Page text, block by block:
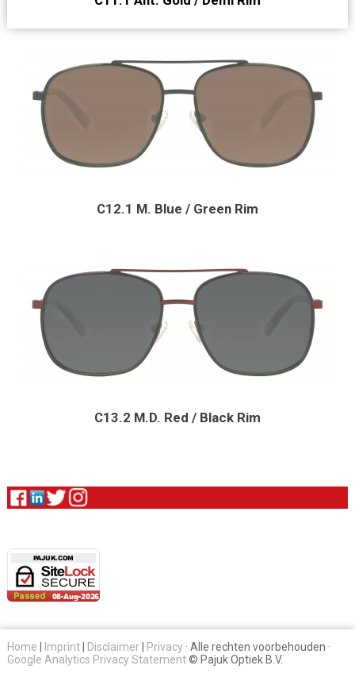
C12.1 M. Blue / Green Rim
C13.2 M.D. Red / Black Rim
Home Imprint| Disclaimer| Privacy· Alle rechten voorbehouden ·
Google Analytics Privacy Statement© Pajuk Optiek B.V.